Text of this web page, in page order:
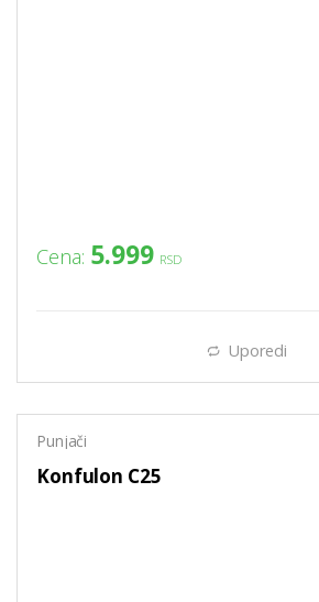
Cena: 5.999 RSD
Uporedi
Punjači
Konfulon C25